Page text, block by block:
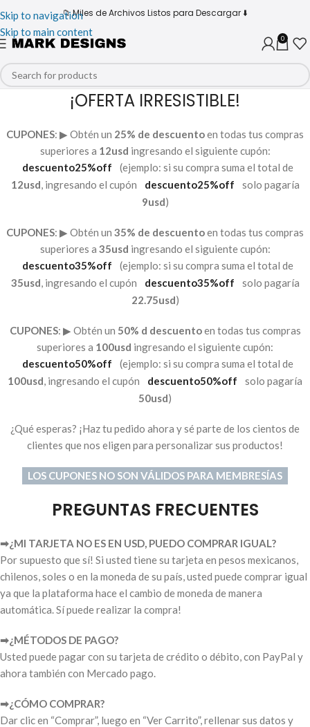
Skip to navigation
Skip to main content
📁 Miles de Archivos Listos para Descargar ⬇️
0
¡OFERTA IRRESISTIBLE!
CUPONES: ▶︎ Obtén un 25% de descuentoen todas tus compras
superiores a 12usd ingresando el siguiente cupón:
descuento25%off
(ejemplo: si su compra suma el total de
12usd, ingresando el cupón descuento25%off
solo pagaría
9usd)
CUPONES: ▶︎ Obtén un 35% de descuentoen todas tus compras
superiores a 35usd ingresando el siguiente cupón:
descuento35%off
(ejemplo: si su compra suma el total de
35usd, ingresando el cupón descuento35%off
solo pagaría
22.75usd)
CUPONES: ▶︎ Obtén un 50% d descuentoen todas tus compras
superiores a 100usd ingresando el siguiente cupón:
descuento50%off
(ejemplo: si su compra suma el total de
100usd, ingresando el cupón descuento50%off
solo pagaría
50usd)
¿Qué esperas? ¡Haz tu pedido ahora y sé parte de los cientos de
clientes que nos eligen para personalizar sus productos!
LOS CUPONES NO SON VÁLIDOS PARA MEMBRESÍAS
PREGUNTAS FRECUENTES
➡︎¿MI TARJETA NO ES EN USD, PUEDO COMPRAR IGUAL?
Por supuesto que sí! Si usted tiene su tarjeta en pesos mexicanos,
chilenos, soles o en la moneda de su país, usted puede comprar igual
ya que la plataforma hace el cambio de moneda de manera
automática. Sí puede realizar la compra!
➡︎¿MÉTODOS DE PAGO?
Usted puede pagar con su tarjeta de crédito o débito, con PayPal y
ahora también con Mercado pago.
➡︎¿CÓMO COMPRAR?
Dar clic en “Comprar”, luego en “Ver Carrito”, rellenar sus datos y